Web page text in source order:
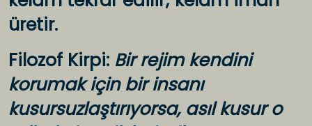
üretir.
Filozof Kirpi: Bir rejim kendini
korumak için bir insanı
kusursuzlaştırıyorsa, asıl kusur o